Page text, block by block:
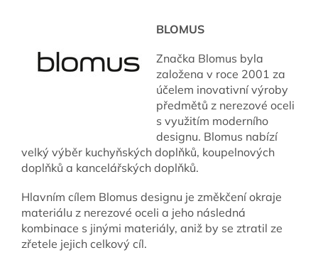
BLOMUS
Značka Blomus byla
založena v roce 2001 za
účelem inovativní výroby
předmětů z nerezové oceli
s využitím moderního
designu. Blomus nabízí
velký výběr kuchyňských doplňků, koupelnových
doplňků a kancelářských doplňků.
Hlavním cílem Blomus designu je změkčení okraje
materiálu z nerezové oceli a jeho následná
kombinace s jinými materiály, aniž by se ztratil ze
zřetele jejich celkový cíl.